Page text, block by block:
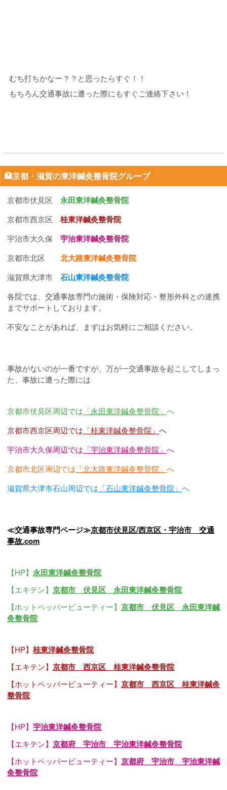
むち打ちかなー？？と思ったらすぐ！！
もちろん交通事故に遭った際にもすぐご連絡下さい！
🏥京都・滋賀の東洋鍼灸整骨院グループ
京都市伏見区 永田東洋鍼灸整骨院
京都市西京区 桂東洋鍼灸整骨院
宇治市大久保 宇治東洋鍼灸整骨院
京都市北区 北大路東洋鍼灸整骨院
滋賀県大津市 石山東洋鍼灸整骨院
各院では、交通事故専門の施術・保険対応・整形外科との連携
までサポートしております。
不安なことがあれば、まずはお気軽にご相談ください。
事故がないのが一番ですが、万が一交通事故を起こしてしまっ
た、事故に遭った際には
京都市伏見区周辺では 「永田東洋鍼灸整骨院」 へ
京都市西京区周辺では 「桂東洋鍼灸整骨院」 へ
宇治市大久保周辺では 「宇治東洋鍼灸整骨院」 へ
京都市北区周辺では 「北大路東洋鍼灸整骨院」 へ
滋賀県大津市石山周辺では 「石山東洋鍼灸整骨院」 へ
≪交通事故専門ページ≫京都市伏見区/西京区・宇治市 交通
事故.com
【HP】 永田東洋鍼灸整骨院
【エキテン】 京都市 伏見区 永田東洋鍼灸整骨院
【ホットペッパービューティー】 京都市 伏見区 永田東洋鍼
灸整骨院
【HP】 桂東洋鍼灸整骨院
【エキテン】 京都市 西京区 桂東洋鍼灸整骨院
【ホットペッパービューティー】 京都市 西京区 桂東洋鍼灸
整骨院
【HP】 宇治東洋鍼灸整骨院
【エキテン】 京都府 宇治市 宇治東洋鍼灸整骨院
【ホットペッパービューティー】 京都府 宇治市 宇治東洋鍼
灸整骨院